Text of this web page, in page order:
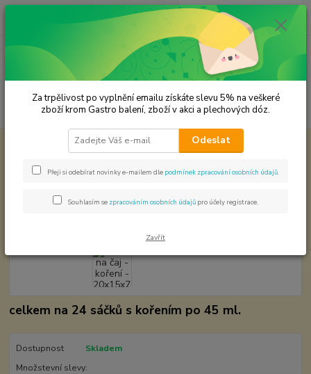
Menu
Hledat
ks
za 0,00 Kč
Plechové dózy - kořenky Dóza na čaj - koření - 20x15x7 cm
Dóza na čaj - koření - 20x15x7 cm
celkem na 24 sáčků s kořením po 45 ml.
Dostupnost
Skladem
Množstevní slevy:
Za trpělivost po vyplnění emailu získáte slevu 5% na veškeré
zboží krom Gastro balení, zboží v akci a plechových dóz.
Odeslat
Přeji si odebírat novinky e-mailem dle podmínek zpracování osobních údajů
Souhlasím se zpracováním osobních údajů pro účely registrace.
Zavřít